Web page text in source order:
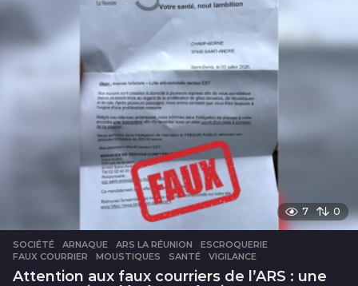
7 0
SOCIÉTÉ ARNAQUE ,ARS LA RÉUNION ,ESCROQUERIE
FAUX COURRIER
,MOUSTIQUES ,SANTÉ ,VIGILANCE
Attention aux faux courriers de l’ARS : une